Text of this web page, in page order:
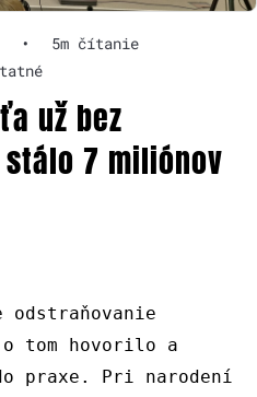
•
5m čítanie
už bez
7 miliónov
tom hovorilo a
praxe. Pri narodení